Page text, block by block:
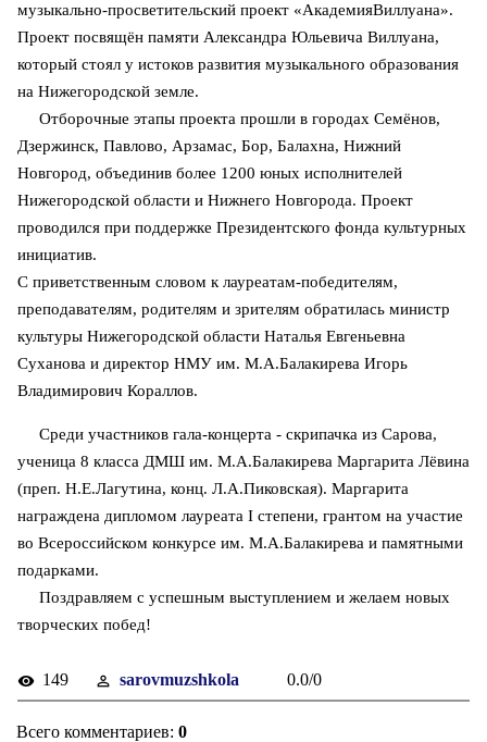
музыкально-просветительский проект «АкадемияВиллуана».
Проект посвящён памяти Александра Юльевича Виллуана,
который стоял у истоков развития музыкального образования
на Нижегородской земле.
Отборочные этапы проекта прошли в городах Семёнов,
Дзержинск, Павлово, Арзамас, Бор, Балахна, Нижний
Новгород, объединив более 1200 юных исполнителей
Нижегородской области и Нижнего Новгорода. Проект
проводился при поддержке Президентского фонда культурных
инициатив.
С приветственным словом к лауреатам-победителям,
преподавателям, родителям и зрителям обратилась министр
культуры Нижегородской области Наталья Евгеньевна
Суханова и директор НМУ им. М.А.Балакирева Игорь
Владимирович Кораллов.
Среди участников гала-концерта - скрипачка из Сарова,
ученица 8 класса ДМШ им. М.А.Балакирева Маргарита Лёвина
(преп. Н.Е.Лагутина, конц. Л.А.Пиковская). Маргарита
награждена дипломом лауреата I степени, грантом на участие
во Всероссийском конкурсе им. М.А.Балакирева и памятными
подарками.
Поздравляем с успешным выступлением и желаем новых
творческих побед!
149 sarovmuzshkola 0.0/0
Всего комментариев: 0